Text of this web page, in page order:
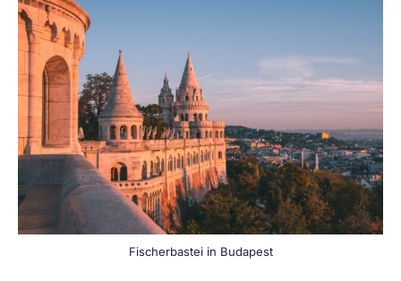
Fischerbastei in Budapest